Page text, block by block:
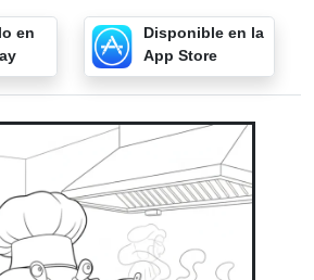
en
Disponible en la
App Store